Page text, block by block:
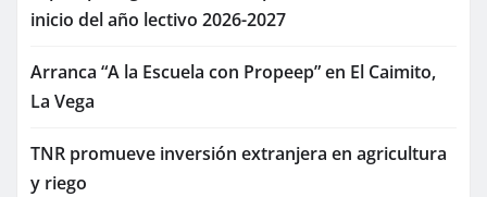
inicio del año lectivo 2026-2027
Arranca “A la Escuela con Propeep” en El Caimito,
La Vega
TNR promueve inversión extranjera en agricultura
y riego